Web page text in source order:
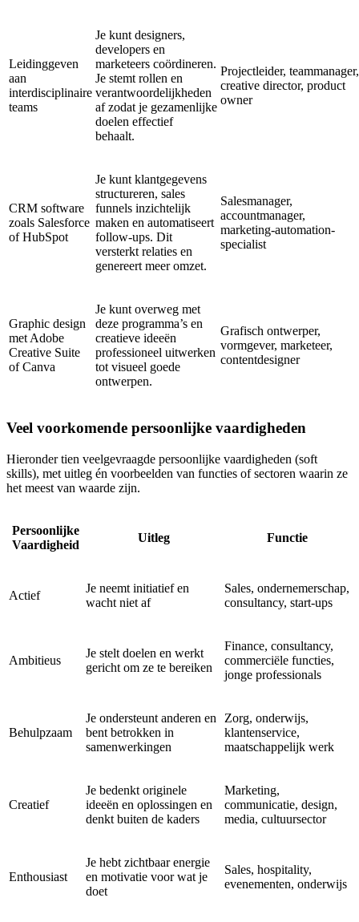
Leidinggeven
aan
interdisciplinaire
teams
Je kunt designers,
developers en
marketeers coördineren.
Je stemt rollen en
verantwoordelijkheden
af zodat je gezamenlijke
doelen effectief
behaalt.
Projectleider, teammanager,
creative director, product
owner
CRM software
zoals Salesforce
of HubSpot
Je kunt klantgegevens
structureren, sales
funnels inzichtelijk
maken en automatiseert
follow-ups. Dit
versterkt relaties en
genereert meer omzet.
Salesmanager,
accountmanager,
marketing-automation-
specialist
Graphic design
met Adobe
Creative Suite
of Canva
Je kunt overweg met
deze programma’s en
creatieve ideeën
professioneel uitwerken
tot visueel goede
ontwerpen.
Grafisch ontwerper,
vormgever, marketeer,
contentdesigner
Veel voorkomende persoonlijke vaardigheden
Hieronder tien veelgevraagde persoonlijke vaardigheden (soft
skills), met uitleg én voorbeelden van functies of sectoren waarin ze
het meest van waarde zijn.
Persoonlijke
Vaardigheid
Uitleg Functie
Actief
Je neemt initiatief en
wacht niet af
Sales, ondernemerschap,
consultancy, start-ups
Ambitieus
Je stelt doelen en werkt
gericht om ze te bereiken
Finance, consultancy,
commerciële functies,
jonge professionals
Behulpzaam
Je ondersteunt anderen en
bent betrokken in
samenwerkingen
Zorg, onderwijs,
klantenservice,
maatschappelijk werk
Creatief
Je bedenkt originele
ideeën en oplossingen en
denkt buiten de kaders
Marketing,
communicatie, design,
media, cultuursector
Enthousiast
Je hebt zichtbaar energie
en motivatie voor wat je
doet
Sales, hospitality,
evenementen, onderwijs